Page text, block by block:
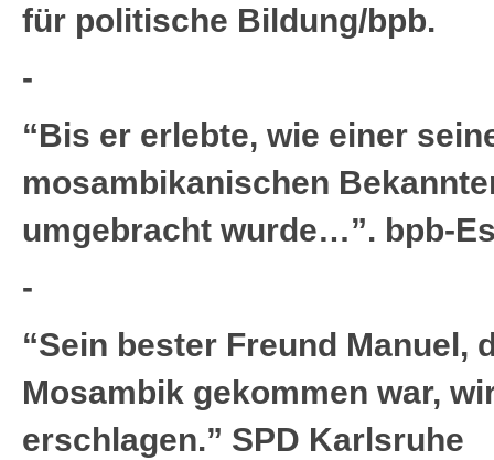
für politische Bildung/bpb.
-
“Bis er erlebte, wie einer
mosambikanischen
umgebracht wurde…”. bpb-
-
“Sein bester Freund Manuel,
Mosambik gekommen war,
erschlagen.” SPD Karlsruhe